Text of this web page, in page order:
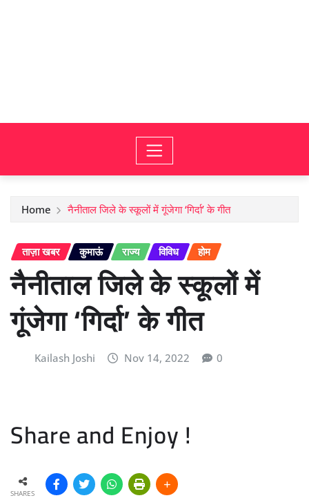
Home नैनीताल जिले के स्कूलों में गूंजेगा ‘गिर्दा’ के गीत
ताज़ा खबर कुमाऊं राज्य विविध होम
नैनीताल जिले के स्कूलों में
गूंजेगा ‘गिर्दा’ के गीत
Kailash Joshi Nov 14, 2022 0
Share and Enjoy !
SHARES